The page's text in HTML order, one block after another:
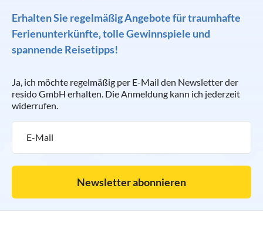
Erhalten Sie regelmäßig Angebote für traumhafte
Ferienunterkünfte, tolle Gewinnspiele und
spannende Reisetipps!
Ja, ich möchte regelmäßig per E-Mail den Newsletter der
resido GmbH erhalten. Die Anmeldung kann ich jederzeit
widerrufen.
Newsletter abonnieren